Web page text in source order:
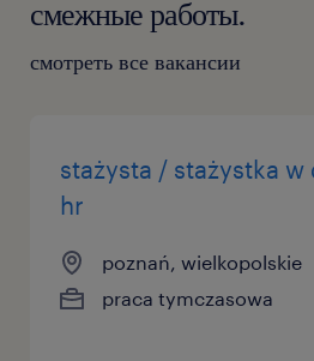
смежные работы.
смотреть все вакансии
stażysta / stażystka w
hr
poznań, wielkopolskie
praca tymczasowa